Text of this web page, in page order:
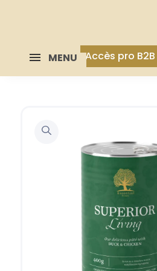
MENU Accès pro B2B